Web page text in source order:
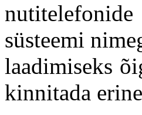
süsteemi
laadimiseks
kinnitada